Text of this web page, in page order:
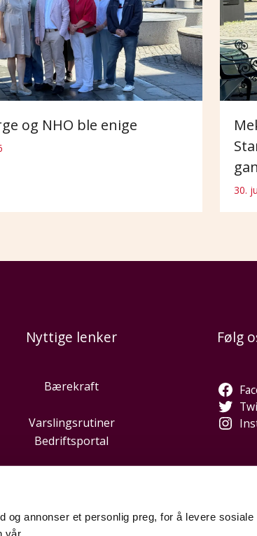
og annonser et personlig preg, for å levere sosiale
vår.
og NHO ble enige
30.
Nyttige lenker
Bærekraft
Varslingsrutiner
Bedriftsportal
Følg